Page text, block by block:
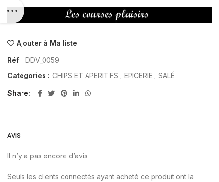
Ajouter à Ma liste
Réf : DDV_0059
Catégories : CHIPS ET APERITIFS EPICERIE SALÉ
Share
AVIS
Il n’y a pas encore d’avis.
Seuls les clients connectés ayant acheté ce produit ont la